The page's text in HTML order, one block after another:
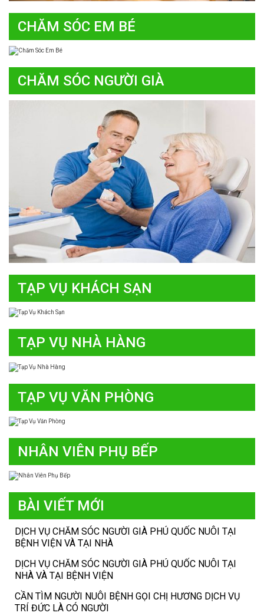
CHĂM SÓC EM BÉ
CHĂM SÓC NGƯỜI GIÀ
TẠP VỤ KHÁCH SẠN
TẠP VỤ NHÀ HÀNG
TẠP VỤ VĂN PHÒNG
NHÂN VIÊN PHỤ BẾP
BÀI VIẾT MỚI
DỊCH VỤ CHĂM SÓC NGƯỜI GIÀ PHÚ QUỐC NUÔI TẠI
BỆNH VIỆN VÀ TẠI NHÀ
DỊCH VỤ CHĂM SÓC NGƯỜI GIÀ PHÚ QUỐC NUÔI TẠI
NHÀ VÀ TẠI BỆNH VIỆN
CẦN TÌM NGƯỜI NUÔI BỆNH GỌI CHỊ HƯƠNG DỊCH VỤ
TRÍ ĐỨC LÀ CÓ NGƯỜI